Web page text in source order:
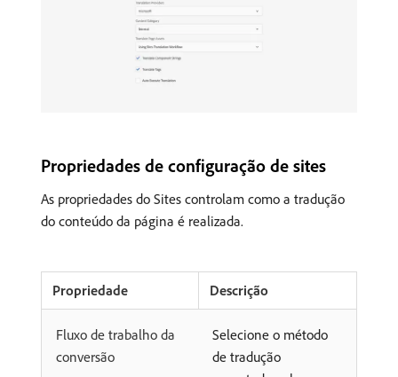
Propriedades de configuração de sites
As propriedades do Sites controlam como a tradução
do conteúdo da página é realizada.
Propriedade Descrição
Fluxo de trabalho da
conversão
Selecione o método
de tradução